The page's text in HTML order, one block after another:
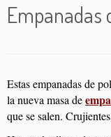
Empanadas
Estas empanadas de
la nueva masa de
que se salen.